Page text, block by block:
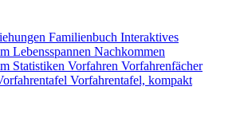
Familienbuch Interaktives
Lebensspannen Nachkommen
Statistiken Vorfahren Vorfahrenfächer
Vorfahrentafel, kompakt